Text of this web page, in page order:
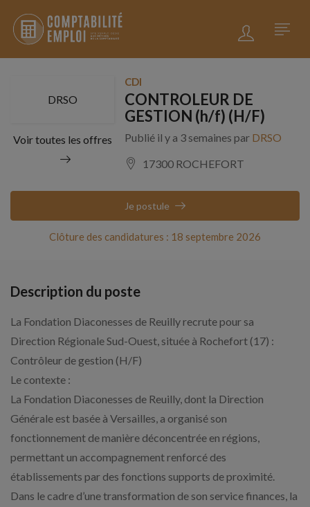
DRSO
Voir toutes les offres
CDI
CONTROLEUR DE
GESTION (h/f) (H/F)
Publié il y a 3 semaines par DRSO
17300 ROCHEFORT
Clôture des candidatures : 18 septembre 2026
Je postule
Description du poste
La Fondation Diaconesses de Reuilly recrute pour sa
Direction Régionale Sud-Ouest, située à Rochefort (17) :
Contrôleur de gestion (H/F)
Le contexte :
La Fondation Diaconesses de Reuilly, dont la Direction
Générale est basée à Versailles, a organisé son
fonctionnement de manière déconcentrée en régions,
permettant un accompagnement renforcé des
établissements par des fonctions supports de proximité.
Dans le cadre d’une transformation de son service finances, la